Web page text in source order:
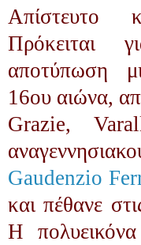
Απίστευτο
Πρόκειται
αποτύπωση
16ου αιώνα,
Grazie,
Gaudenzio
και πέθανε
Η